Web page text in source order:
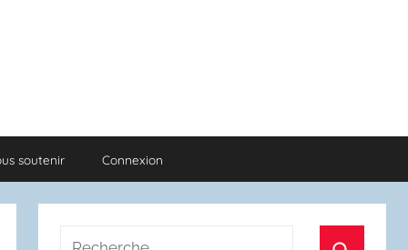
soutenir Connexion
Recherche